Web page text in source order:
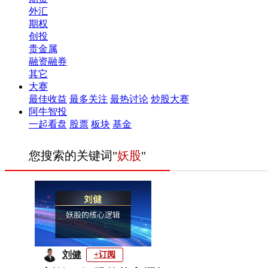
外汇
期权
创投
贵金属
融资融券
其它
大赛
最佳收益 最多关注 最热讨论 炒股大赛
阿牛智投
一起看盘 股票 板块 基金
您搜索的关键词"妖股"
刘健 +订阅